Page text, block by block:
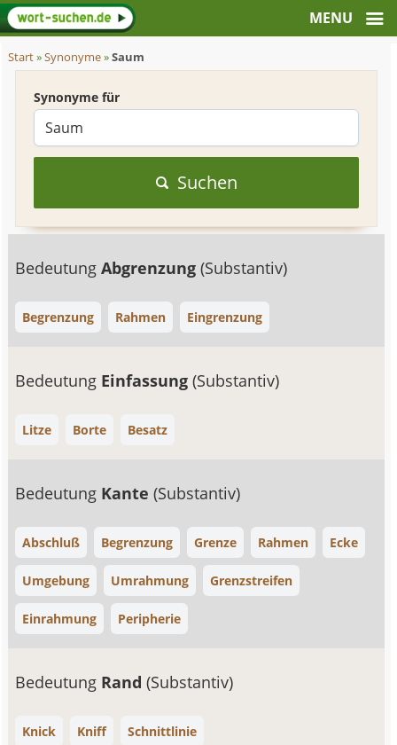
Start»Synonyme»Saum
Synonyme für
Suchen
BedeutungAbgrenzung(Substantiv)
Begrenzung Rahmen Eingrenzung
Bedeutung Einfassung(Substantiv)
Litze Borte Besatz
Bedeutung Kante(Substantiv)
Abschluß Begrenzung Grenze Rahmen Ecke
Umgebung Umrahmung Grenzstreifen
Einrahmung Peripherie
Bedeutung Rand(Substantiv)
Knick Kniff Schnittlinie